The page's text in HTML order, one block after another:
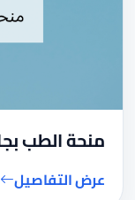
منحة الطب
عرض التفاصيل